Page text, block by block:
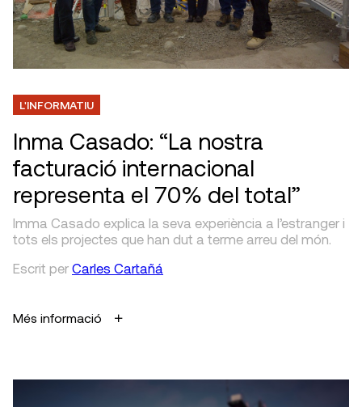
L'INFORMATIU
Inma Casado: “La nostra
facturació internacional
representa el 70% del total”
Imma Casado explica la seva experiència a l’estranger i
tots els projectes que han dut a terme arreu del món.
Escrit per Carles Cartañá
Més informació